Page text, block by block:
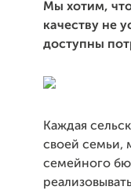
Мы хотим,
качеству не
доступны
Каждая
своей семьи,
семейного